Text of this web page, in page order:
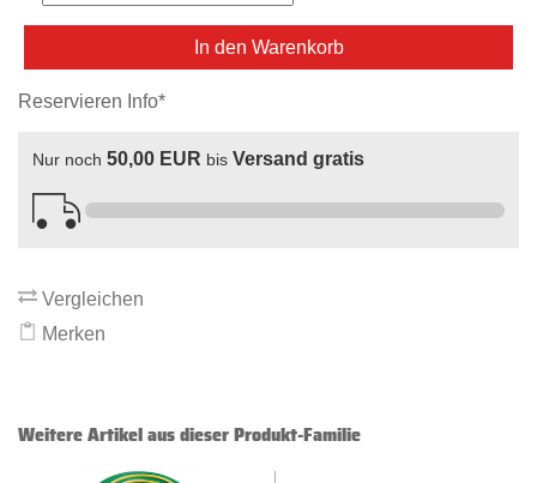
In den Warenkorb
Reservieren Info*
Nur noch 50,00 EUR bis Versand gratis
Vergleichen
Merken
Weitere Artikel aus dieser Produkt-Familie